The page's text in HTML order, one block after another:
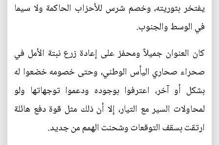
يفتخر بثوريته، وخصم شرس للأحزاب الحاكمة ولا سيما
في الوسط والجنوب.
كان العنوان جميلاً ومحفز على إعادة زرع نبتة الأمل في
صحراء صحاري اليأس الوطني، وحتى خصومه خضعوا له
بشكل أو آخر، اعترفوا بوجوده ودعموا توجهاتها ولو
لمحاولات السير مع التيار، إلا أن ذلك مثل قوة دفع هائلة
ارتقت بسقف التوقعات وشحنت الهمم من جديد.